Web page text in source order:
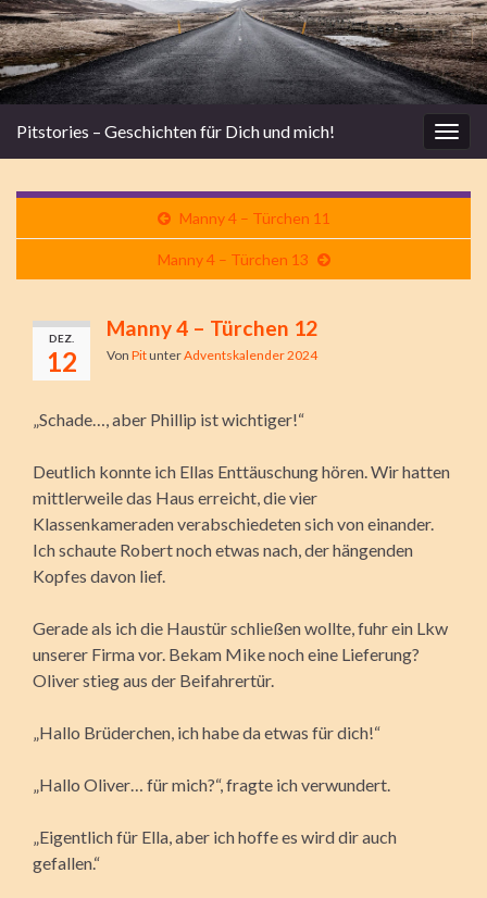
Pitstories – Geschichten für Dich und mich!
Manny 4 – Türchen 11
Manny 4 – Türchen 13
DEZ.
12
Manny 4 – Türchen 12
Von PitunterAdventskalender 2024
„Schade…, aber Phillip ist wichtiger!“
Deutlich konnte ich Ellas Enttäuschung hören. Wir hatten
mittlerweile das Haus erreicht, die vier
Klassenkameraden verabschiedeten sich von einander.
Ich schaute Robert noch etwas nach, der hängenden
Kopfes davon lief.
Gerade als ich die Haustür schließen wollte, fuhr ein Lkw
unserer Firma vor. Bekam Mike noch eine Lieferung?
Oliver stieg aus der Beifahrertür.
„Hallo Brüderchen, ich habe da etwas für dich!“
„Hallo Oliver… für mich?“, fragte ich verwundert.
„Eigentlich für Ella, aber ich hoffe es wird dir auch
gefallen.“